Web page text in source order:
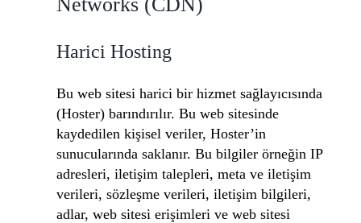
Harici Hosting
Bu web sitesi harici bir hizmet sağlayıcısında
(Hoster) barındırılır. Bu web sitesinde
kaydedilen kişisel veriler, Hoster’in
sunucularında saklanır. Bu bilgiler örneğin IP
adresleri, iletişim talepleri, meta ve iletişim
verileri, sözleşme verileri, iletişim bilgileri,
adlar, web sitesi erişimleri ve web sitesi